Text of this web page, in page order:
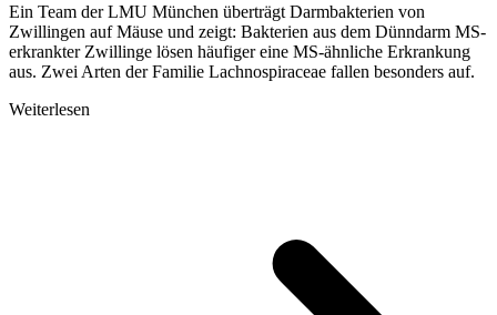
Ein Team der LMU München überträgt Darmbakterien von
Zwillingen auf Mäuse und zeigt: Bakterien aus dem Dünndarm MS-
erkrankter Zwillinge lösen häufiger eine MS-ähnliche Erkrankung
aus. Zwei Arten der Familie Lachnospiraceae fallen besonders auf.
Weiterlesen